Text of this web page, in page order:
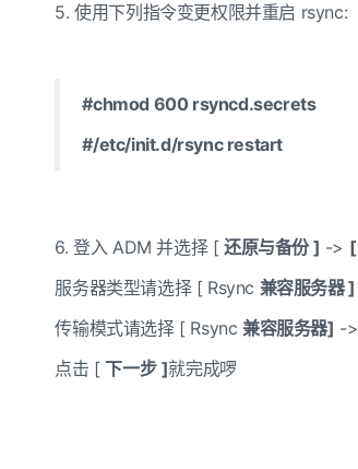
5. 使用下列指令变更权限并重启 rsync:
#chmod 600 rsyncd.secrets
#/etc/init.d/rsync restart
6. 登入 ADM并选择[ 还原与备份] -> [
服务器类型请选择[ Rsync 兼容服务器]
传输模式请选择[ Rsync 兼容服务器] ->
点击 [ 下一步 ]就完成啰